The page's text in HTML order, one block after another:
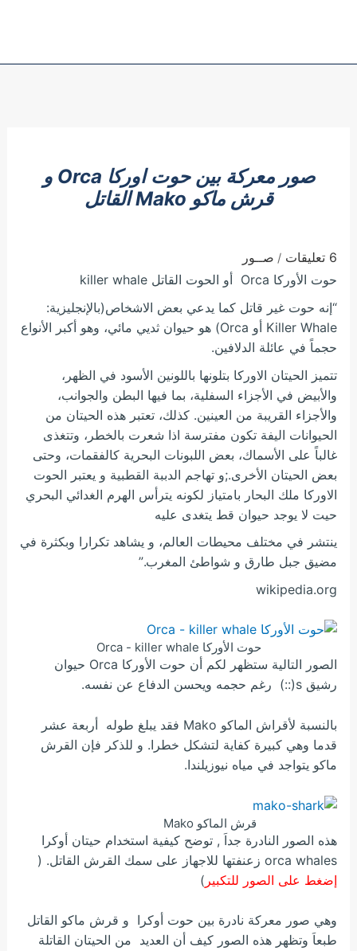
صور معركة بين حوت اوركا Orca و
قرش ماكو Mako القاتل
6 تعليقات / صــور
حوت الأوركا Orca أو الحوت القاتل killer whale
“إنه حوت غير قاتل كما يدعي بعض الاشخاص(بالإنجليزية:
Killer Whale أو Orca) هو حيوان ثديي مائي، وهو أكبر الأنواع
حجماً في عائلة الدلافين.
تتميز الحيتان الاوركا بتلونها باللونين الأسود في الظهر،
والأبيض في الأجزاء السفلية، بما فيها البطن والجوانب،
والأجزاء القريبة من العينين. كذلك، تعتبر هذه الحيتان من
الحيوانات اليفة تكون مفترسة اذا شعرت بالخطر، وتتغذى
غالباً على الأسماك، بعض اللبونات البحرية كالفقمات، وحتى
بعض الحيتان الأخرى.;و تهاجم الدببة القطبية و يعتبر الحوت
الاوركا ملك البحار بامتياز لكونه يترأس الهرم الغدائي البحري
حيت لا يوجد حيوان قط يتغدى عليه
ينتشر في مختلف محيطات العالم، و يشاهد تكرارا وبكثرة في
مضيق جبل طارق و شواطئ المغرب.”
wikipedia.org
حوت الأوركا Orca - killer whale
الصور التالية ستظهر لكم أن حوت الأوركا Orca حيوان
رشيق s(::) رغم حجمه ويحسن الدفاع عن نفسه.
بالنسبة لأقراش الماكو Mako فقد يبلغ طوله أربعة عشر
قدما وهي كبيرة كفاية لتشكل خطرا. و للذكر فإن القرش
ماكو يتواجد في مياه نيوزيلندا.
قرش الماكو Mako
هذه الصور النادرة جداَ , توضح كيفية استخدام حيتان أوكرا
orca whales زعنفتها للاجهاز على سمك القرش القاتل. (
إضغط على الصور للتكبير )
وهي صور معركة نادرة بين حوت أوكرا و قرش ماكو القاتل
طبعاَ وتظهر هذه الصور كيف أن العديد من الحيتان القاتلة